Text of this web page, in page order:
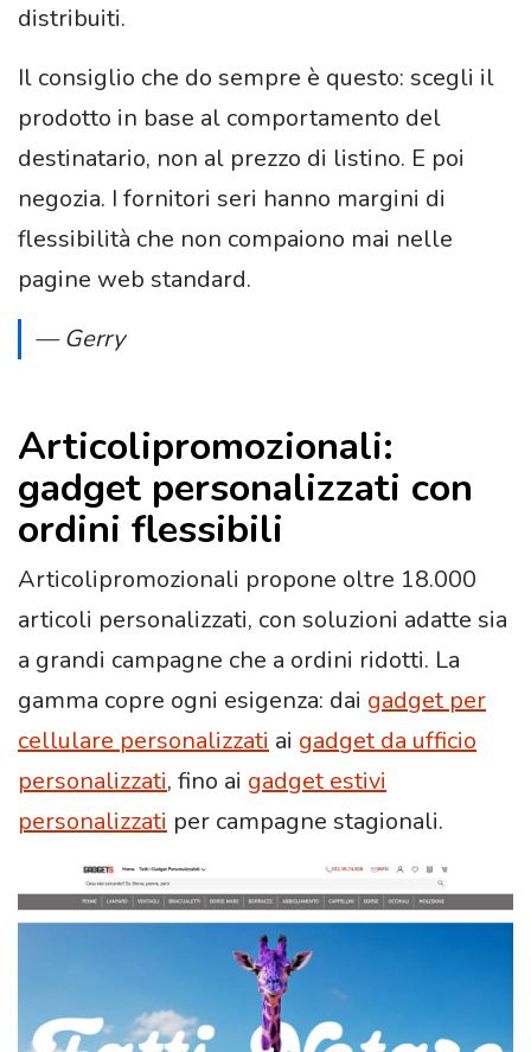
distribuiti.
Il consiglio che do sempre è questo: scegli il
prodotto in base al comportamento del
destinatario, non al prezzo di listino. E poi
negozia. I fornitori seri hanno margini di
flessibilità che non compaiono mai nelle
pagine web standard.
— Gerry
Articolipromozionali:
gadget personalizzati con
ordini flessibili
Articolipromozionali propone oltre 18.000
articoli personalizzati, con soluzioni adatte sia
a grandi campagne che a ordini ridotti. La
gamma copre ogni esigenza: dai gadget per
cellulare personalizzati ai gadget da ufficio
personalizzati, fino ai gadget estivi
personalizzati per campagne stagionali.